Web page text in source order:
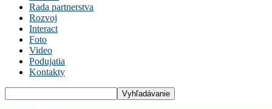
Rada partnerstva
Rozvoj
Interact
Foto
Video
Podujatia
Kontakty